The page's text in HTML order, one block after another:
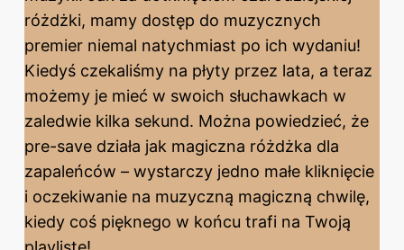
różdżki, mamy dostęp do muzycznych
premier niemal natychmiast po ich wydaniu!
Kiedyś czekaliśmy na płyty przez lata, a teraz
możemy je mieć w swoich słuchawkach w
zaledwie kilka sekund. Można powiedzieć, że
pre-save działa jak magiczna różdżka dla
zapaleńców – wystarczy jedno małe kliknięcie
i oczekiwanie na muzyczną magiczną chwilę,
kiedy coś pięknego w końcu trafi na Twoją